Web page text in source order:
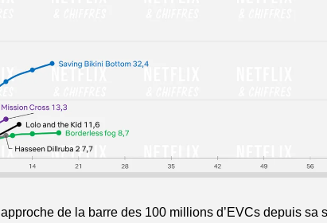
approche de la barre des 100 millions d’EVCs depuis sa